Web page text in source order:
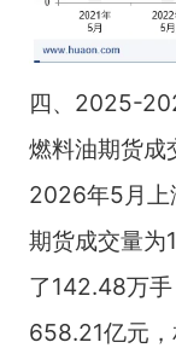
四、2025-
燃料油期货成
2026年5月上
期货成交量为
了142.48万
658.21亿元